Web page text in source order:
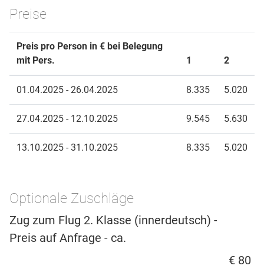
Preise
Preis pro Person in € bei Belegung
mit Pers.
1 2
01.04.2025 - 26.04.2025 8.335 5.020
27.04.2025 - 12.10.2025 9.545 5.630
13.10.2025 - 31.10.2025 8.335 5.020
Optionale Zuschläge
Zug zum Flug 2. Klasse (innerdeutsch) -
Preis auf Anfrage - ca.
€ 80